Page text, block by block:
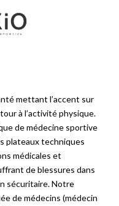
mettant l’accent sur
à l’activité physique.
de médecine sportive
plateaux techniques
médicales et
de blessures dans
sécuritaire. Notre
de médecins (médecin